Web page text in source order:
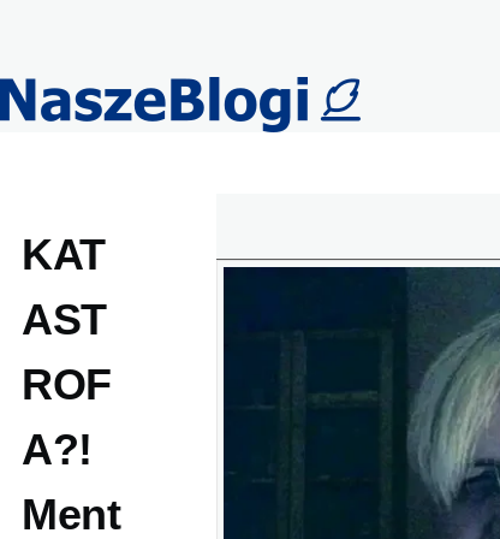
KAT
AST
ROF
A?!
Ment